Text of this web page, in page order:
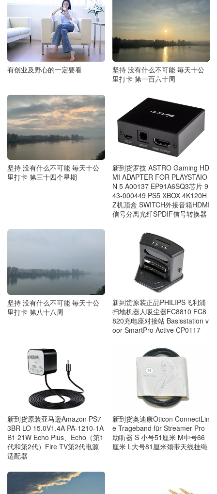
有创业及野心的一定要看
坚持 没有什么不可能 毎天十公
里打卡 第一百六十周
坚持 没有什么不可能 毎天十公
里打卡 第三十四个星期
新到货罗技 ASTRO Gaming HD
MI ADAPTER FOR PLAYSTAIO
N 5 A00137 EP91A6SQ3芯片 9
43-000449 PS5 XBOX 4K120H
Z机顶盒 SWITCH外接音箱HDMI
信号分离光纤SPDIF信号转换器
坚持 没有什么不可能 毎天十公
里打卡 第八十八周
新到货原装正品PHILIPS飞利浦
扫地机器人吸尘器FC8810 FC8
820充电座对接站 Basisstation v
oor SmartPro Active CP0117
新到货原装亚马逊Amazon PS7
3BR LO 15.0V1.4A PA-1210-1A
B1 21W Echo Plus、Echo（第1
代和第2代）Fire TV第2代电源
适配器
新到货奥迪康Oticon ConnectLin
e Trageband für Streamer Pro
助听器 S 小号51厘米 M中号66
厘米 L大号81厘米颈带天线挂绳